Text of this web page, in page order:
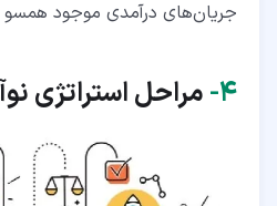
جریان‌های درآمدی موجود
۴‏- مراحل استراتژی